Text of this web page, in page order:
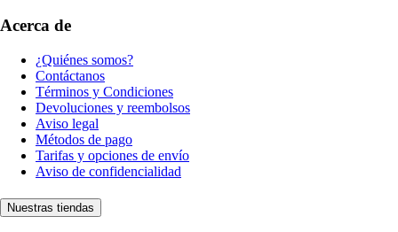
Acerca de
¿Quiénes somos?
Contáctanos
Términos y Condiciones
Devoluciones y reembolsos
Aviso legal
Métodos de pago
Tarifas y opciones de envío
Aviso de confidencialidad
Nuestras tiendas